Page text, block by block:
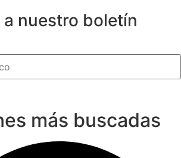
nuestro boletín
más buscadas